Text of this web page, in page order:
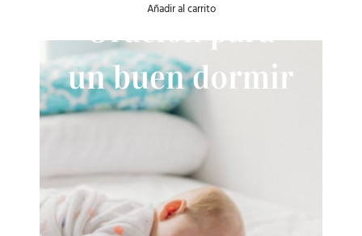
con
en
base
a
valoración
Añadir al carrito